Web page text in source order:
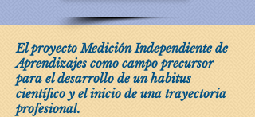
El proyecto Medición Independiente de
Aprendizajes como campo precursor
para el desarrollo de un habitus
científico y el inicio de una trayectoria
profesional.